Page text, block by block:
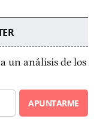
un análisis de los
APUNTARME